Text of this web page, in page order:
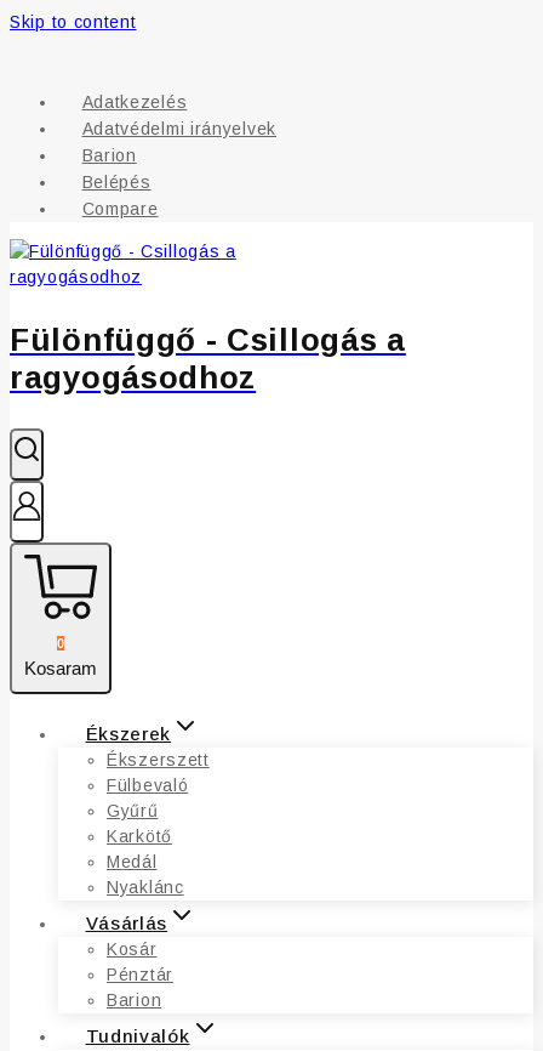
Skip to content
Adatkezelés
Adatvédelmi irányelvek
Barion
Belépés
Compare
Fülönfüggő - Csillogás a
ragyogásodhoz
0
Kosaram
Ékszerek
Ékszerszett
Fülbevaló
Gyűrű
Karkötő
Medál
Nyaklánc
Vásárlás
Kosár
Pénztár
Barion
Tudnivalók